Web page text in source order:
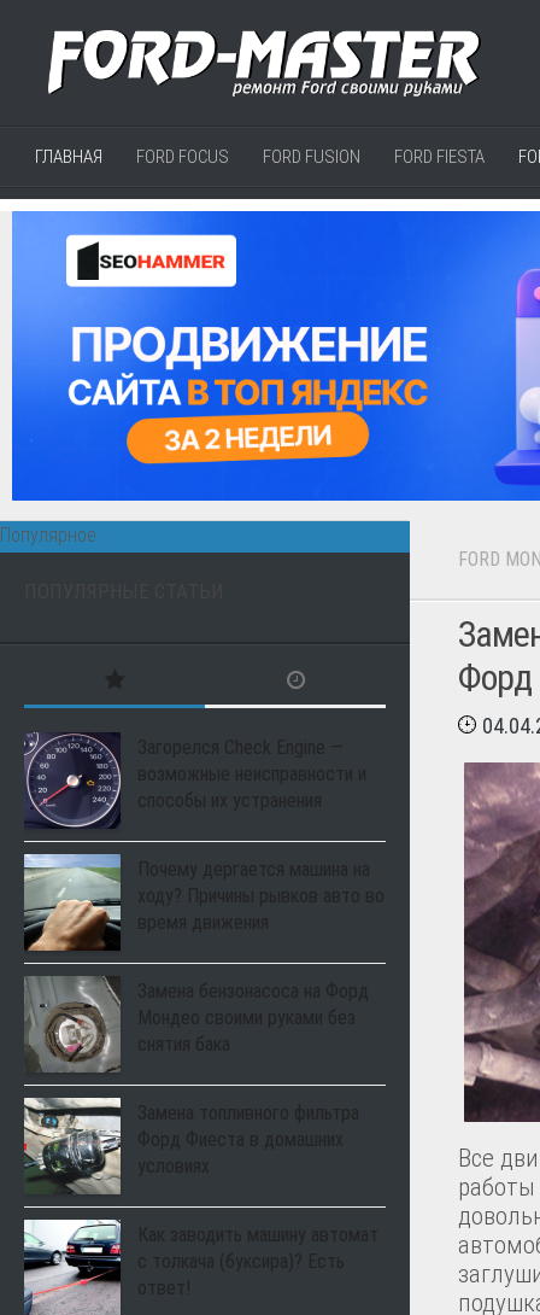
ГЛАВНАЯ FORD FOCUS FORD FUSION FORD FIESTA
FORD
Форд
Все
Популярное:
Загорелся Check Engine —
возможные неисправности и
способы их устранения
Почему дергается машина на
ходу? Причины рывков авто во
время движения
Замена бензонасоса на Форд
Мондео своими руками без
снятия бака
Замена топливного фильтра
Форд Фиеста в домашних
условиях
Как заводить машину автомат
с толкача (буксира)? Есть
ответ!